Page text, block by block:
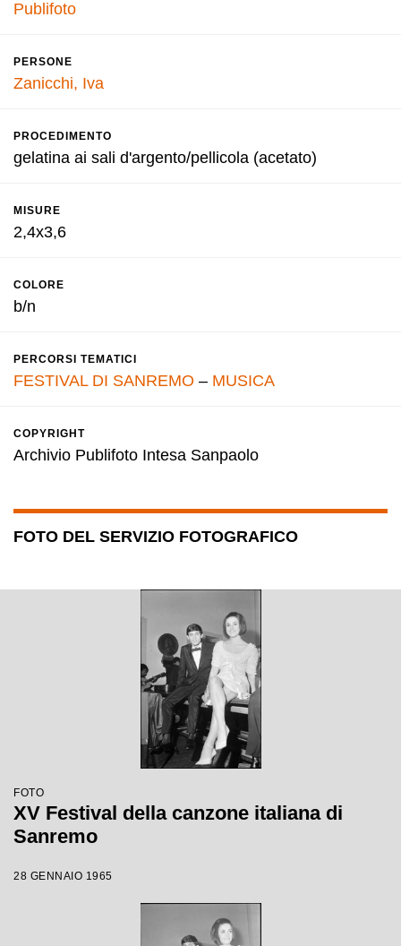
Publifoto
PERSONE
Zanicchi, Iva
PROCEDIMENTO
gelatina ai sali d'argento/pellicola (acetato)
MISURE
2,4x3,6
COLORE
b/n
PERCORSI TEMATICI
FESTIVAL DI SANREMO – MUSICA
COPYRIGHT
Archivio Publifoto Intesa Sanpaolo
FOTO DEL SERVIZIO FOTOGRAFICO
FOTO
XV Festival della canzone italiana di
Sanremo
28 GENNAIO 1965